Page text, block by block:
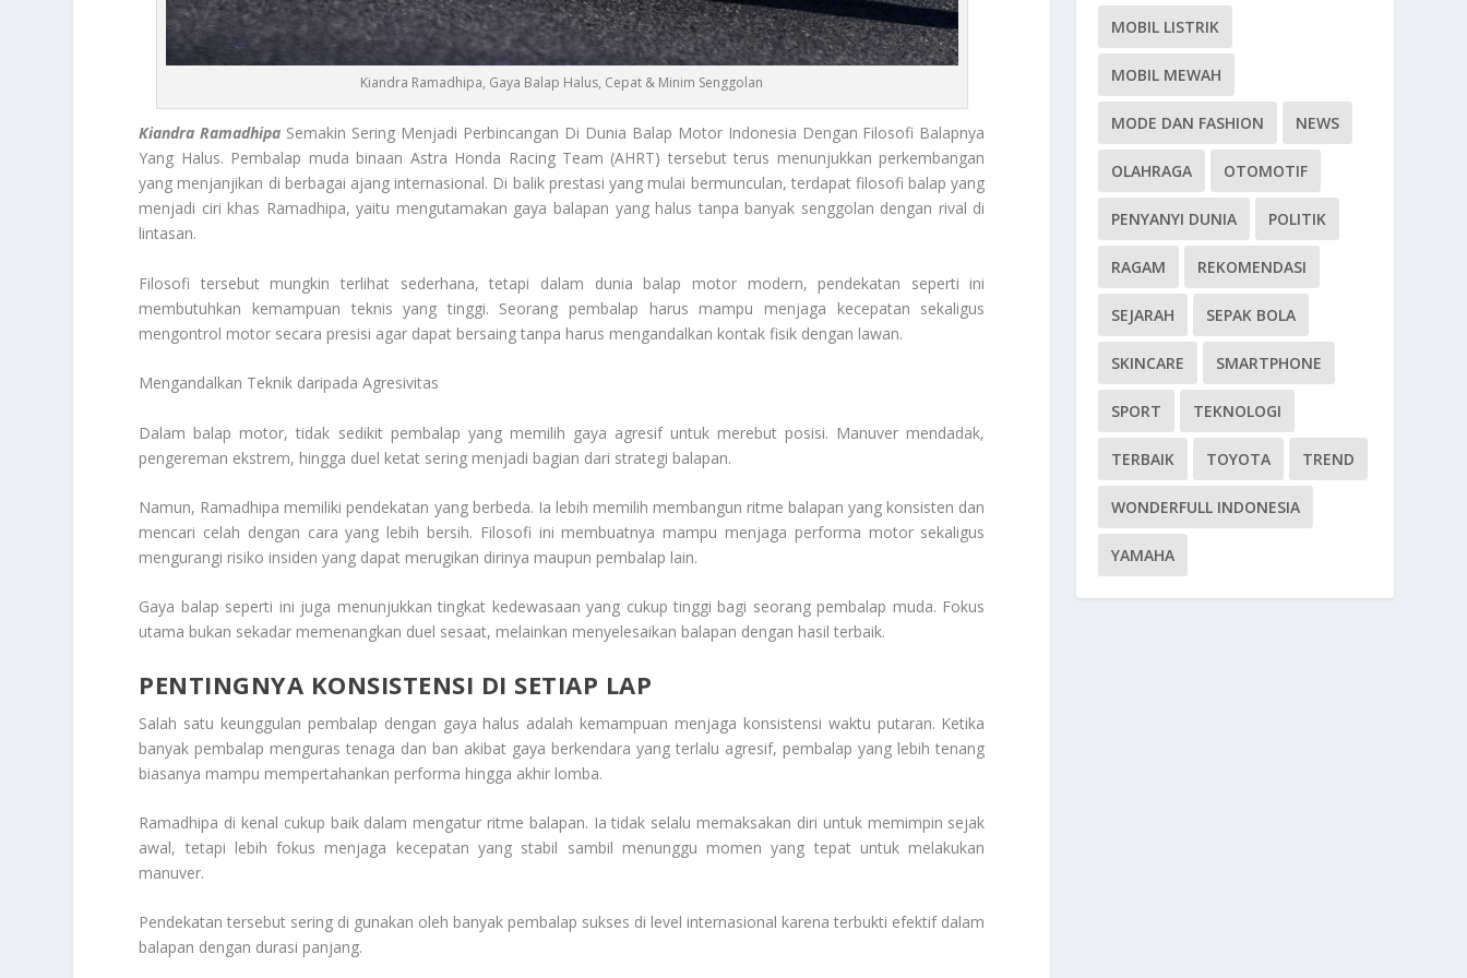
Kiandra Ramadhipa, Gaya Balap Halus, Cepat & Minim Senggolan
Kiandra Ramadhipa Semakin Sering Menjadi Perbincangan Di Dunia Balap Motor Indonesia Dengan Filosofi Balapnya
Yang Halus. Pembalap muda binaan Astra Honda Racing Team (AHRT) tersebut terus menunjukkan perkembangan
yang menjanjikan di berbagai ajang internasional. Di balik prestasi yang mulai bermunculan, terdapat filosofi balap yang
menjadi ciri khas Ramadhipa, yaitu mengutamakan gaya balapan yang halus tanpa banyak senggolan dengan rival di
lintasan.
Filosofi tersebut mungkin terlihat sederhana, tetapi dalam dunia balap motor modern, pendekatan seperti ini
membutuhkan kemampuan teknis yang tinggi. Seorang pembalap harus mampu menjaga kecepatan sekaligus
mengontrol motor secara presisi agar dapat bersaing tanpa harus mengandalkan kontak fisik dengan lawan.
Mengandalkan Teknik daripada Agresivitas
Dalam balap motor, tidak sedikit pembalap yang memilih gaya agresif untuk merebut posisi. Manuver mendadak,
pengereman ekstrem, hingga duel ketat sering menjadi bagian dari strategi balapan.
Namun, Ramadhipa memiliki pendekatan yang berbeda. Ia lebih memilih membangun ritme balapan yang konsisten dan
mencari celah dengan cara yang lebih bersih. Filosofi ini membuatnya mampu menjaga performa motor sekaligus
mengurangi risiko insiden yang dapat merugikan dirinya maupun pembalap lain.
Gaya balap seperti ini juga menunjukkan tingkat kedewasaan yang cukup tinggi bagi seorang pembalap muda. Fokus
utama bukan sekadar memenangkan duel sesaat, melainkan menyelesaikan balapan dengan hasil terbaik.
PENTINGNYA KONSISTENSI DI SETIAP LAP
Salah satu keunggulan pembalap dengan gaya halus adalah kemampuan menjaga konsistensi waktu putaran. Ketika
banyak pembalap menguras tenaga dan ban akibat gaya berkendara yang terlalu agresif, pembalap yang lebih tenang
biasanya mampu mempertahankan performa hingga akhir lomba.
Ramadhipa di kenal cukup baik dalam mengatur ritme balapan. Ia tidak selalu memaksakan diri untuk memimpin sejak
awal, tetapi lebih fokus menjaga kecepatan yang stabil sambil menunggu momen yang tepat untuk melakukan
manuver.
Pendekatan tersebut sering di gunakan oleh banyak pembalap sukses di level internasional karena terbukti efektif dalam
balapan dengan durasi panjang.
MOBIL LISTRIK
MOBIL MEWAH
MODE DAN FASHION NEWS
OLAHRAGA OTOMOTIF
PENYANYI DUNIA POLITIK
RAGAM REKOMENDASI
SEJARAH SEPAK BOLA
SKINCARE SMARTPHONE
SPORT TEKNOLOGI
TERBAIK TOYOTA TREND
WONDERFULL INDONESIA
YAMAHA